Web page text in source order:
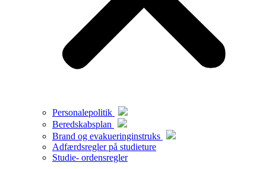
Personalepolitik
Beredskabsplan
Brand og evakueringinstruks
Adfærdsregler på studieture
Studie- ordensregler